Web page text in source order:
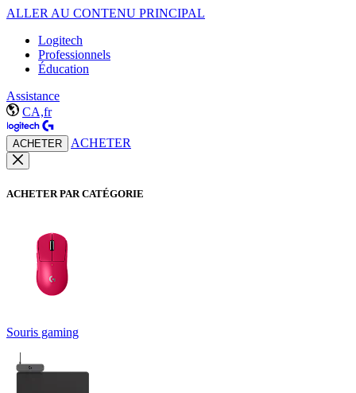
ALLER AU CONTENU PRINCIPAL
Logitech
Professionnels
Éducation
Assistance
CA,fr
ACHETER ACHETER
ACHETER PAR CATÉGORIE
Souris gaming